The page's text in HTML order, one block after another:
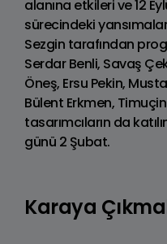
alanına etkileri ve 12
sürecindeki
Sezgin tarafından
Serdar Benli, Savaş
Öneş, Ersu Pekin,
Bülent Erkmen,
tasarımcıların da
günü 2 Şubat.
Karaya